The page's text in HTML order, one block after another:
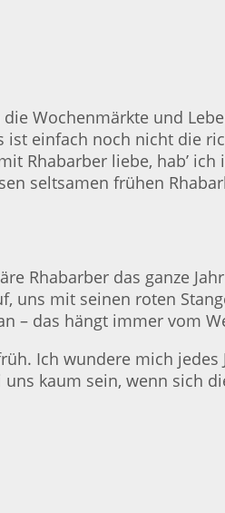
Wochenmärkte und
einfach noch nicht die
Rhabarber liebe, hab’
seltsamen frühen
Rhabarber das ganze
uns mit seinen roten
– das hängt immer vom
Ich wundere mich
kaum sein, wenn sich